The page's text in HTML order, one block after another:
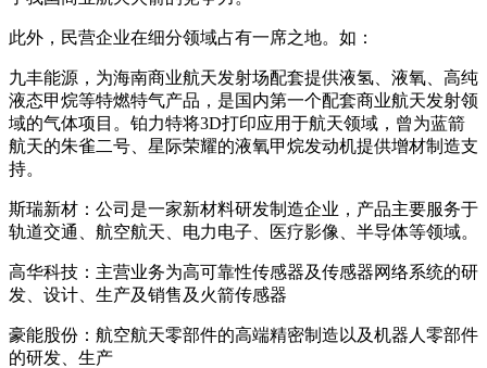
此外，民营企业在细分领域占有一席之地。如：
九丰能源，为海南商业航天发射场配套提供液氢、液氧、高纯
液态甲烷等特燃特气产品，是国内第一个配套商业航天发射领
域的气体项目。铂力特将3D打印应用于航天领域，曾为蓝箭
航天的朱雀二号、星际荣耀的液氧甲烷发动机提供增材制造支
持。
斯瑞新材：公司是一家新材料研发制造企业，产品主要服务于
轨道交通、航空航天、电力电子、医疗影像、半导体等领域。
高华科技：主营业务为高可靠性传感器及传感器网络系统的研
发、设计、生产及销售及火箭传感器
豪能股份：航空航天零部件的高端精密制造以及机器人零部件
的研发、生产